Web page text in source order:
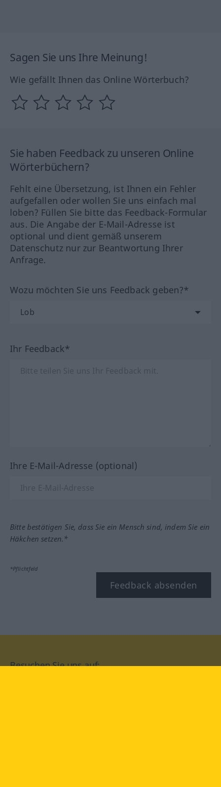
Sagen Sie uns Ihre Meinung!
Wie gefällt Ihnen das Online Wörterbuch?
Sie haben Feedback zu unseren Online
Wörterbüchern?
Fehlt eine Übersetzung, ist Ihnen ein Fehler
aufgefallen oder wollen Sie uns einfach mal
loben? Füllen Sie bitte das Feedback-Formular
aus. Die Angabe der E-Mail-Adresse ist
optional und dient gemäß unserem
Datenschutz nur zur Beantwortung Ihrer
Anfrage.
Wozu möchten Sie uns Feedback geben?*
Ihr Feedback*
Ihre E-Mail-Adresse (optional)
Bitte bestätigen Sie, dass Sie ein Mensch sind, indem Sie ein
Häkchen setzen.*
*Pflichtfeld
Feedback absenden
Besuchen Sie uns auf: